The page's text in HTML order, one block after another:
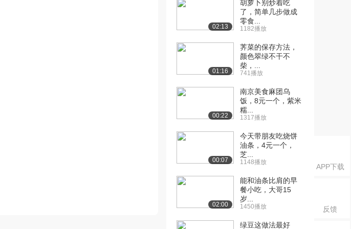
APP下载
反馈
02:13
胡萝卜别炒着吃
了，简单几步做成
零食...
1182播放
01:16
荠菜的保存方法，
颜色翠绿不干不
柴，...
741播放
00:22
南京美食麻团乌
饭，8元一个，紫米
糯...
1317播放
00:07
今天带朋友吃烧饼
油条，4元一个，
芝...
1148播放
02:00
能和油条比肩的早
餐小吃，大哥15
岁...
1450播放
绿豆这做法最好